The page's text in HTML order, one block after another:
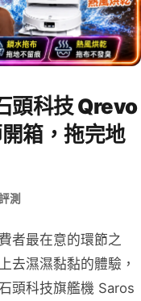
頭科技 Qrevo
箱，拖完地
測
者最在意的環節之
去濕濕黏黏的體驗，
頭科技旗艦機 Saros